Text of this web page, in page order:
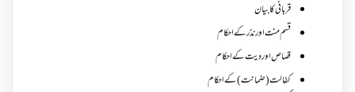
قربانی کا بیان
قسم منت اور نذر کے احکام
قصاص اور دیت کے احکام
کفالت (ضمانت) کے احکام